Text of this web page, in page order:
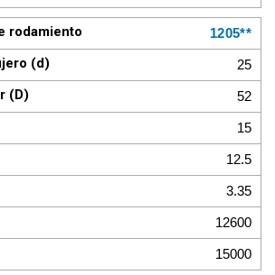
1205**
25
52
15
12.5
3.35
12600
15000